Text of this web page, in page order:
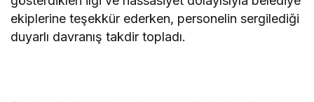
ekiplerine teşekkür ederken, personelin sergilediği
duyarlı davranış takdir topladı.